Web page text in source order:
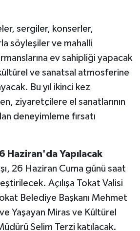
sergiler, konserler,
söyleşiler ve mahalli
ev sahipliği yapacak
ve sanatsal atmosferine
Bu yıl ikinci kez
ziyaretçilere el sanatlarının
deneyimleme fırsatı
Haziran'da Yapılacak
26 Haziran Cuma günü saat
Açılışa Tokat Valisi
Belediye Başkanı Mehmet
ve Yaşayan Miras ve Kültürel
Selim Terzi katılacak.